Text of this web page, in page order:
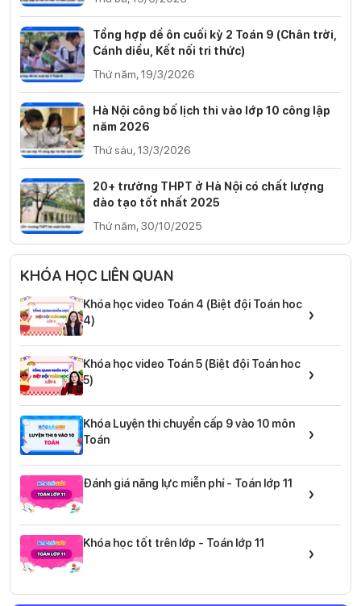
Tổng hợp đề ôn cuối kỳ 2 Toán 9 (Chân trời,
Cánh diều, Kết nối tri thức)
Thứ năm, 19/3/2026
Hà Nội công bố lịch thi vào lớp 10 công lập
năm 2026
Thứ sáu, 13/3/2026
20+ trường THPT ở Hà Nội có chất lượng
đào tạo tốt nhất 2025
Thứ năm, 30/10/2025
KHÓA HỌC LIÊN QUAN
Khóa học video Toán 4 (Biệt đội Toán hoc
4)
›
Khóa học video Toán 5 (Biệt đội Toán hoc
5)
›
Khóa Luyện thi chuyển cấp 9 vào 10 môn
Toán
›
Đánh giá năng lực miễn phí - Toán lớp 11 ›
Khóa học tốt trên lớp - Toán lớp 11 ›